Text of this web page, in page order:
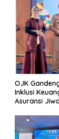
OJK
Inklusi
Asuransi